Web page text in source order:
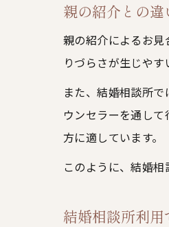
親の紹介との
親の紹介によるお
りづらさが生じや
また、結婚相談所
ウンセラーを通し
方に適しています。
このように、結婚
結婚相談所利